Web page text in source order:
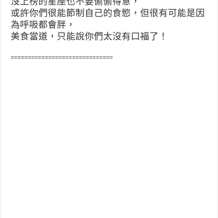
或許你們很能節制自己的食慾，但很有可能是因
為呼吸都會胖，
美食當道，只能說你們太沒有口福了！
==============================